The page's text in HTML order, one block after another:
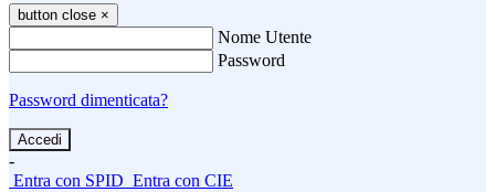
button close ×
Nome Utente
Password
Password dimenticata?
-
Entra con SPID Entra con CIE